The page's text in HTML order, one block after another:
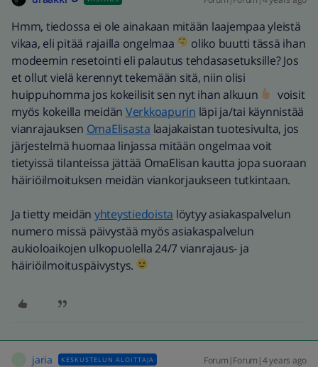
Hmm, tiedossa ei ole ainakaan mitään laajempaa yleistä
vikaa, eli pitää rajailla ongelmaa
oliko buutti tässä ihan
modeemin resetointi eli palautus tehdasasetuksille? Jos
et ollut vielä kerennyt tekemään sitä, niin olisi
huippuhomma jos kokeilisit sen nyt ihan alkuun
voisit
myös kokeilla meidän Verkkoapurin läpi ja/tai käynnistää
vianrajauksen OmaElisasta laajakaistan tuotesivulta, jos
järjestelmä huomaa linjassa mitään ongelmaa voit
tietyissä tilanteissa jättää OmaElisan kautta jopa suoraan
häiriöilmoituksen meidän viankorjaukseen tutkintaan.
Ja tietty meidän yhteystiedoista löytyy asiakaspalvelun
numero missä päivystää myös asiakaspalvelun
aukioloaikojen ulkopuolella 24/7 vianrajaus- ja
häiriöilmoituspäivystys.
jaria KESKUSTELUN ALOITTAJA Forum|Forum|4 years ago